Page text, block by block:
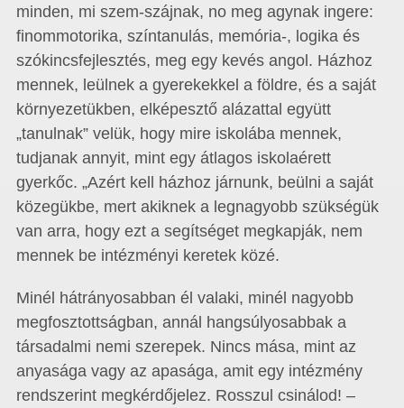
minden, mi szem-szájnak, no meg agynak ingere:
finommotorika, színtanulás, memória-, logika és
szókincsfejlesztés, meg egy kevés angol. Házhoz
mennek, leülnek a gyerekekkel a földre, és a saját
környezetükben, elképesztő alázattal együtt
„tanulnak” velük, hogy mire iskolába mennek,
tudjanak annyit, mint egy átlagos iskolaérett
gyerkőc. „Azért kell házhoz járnunk, beülni a saját
közegükbe, mert akiknek a legnagyobb szükségük
van arra, hogy ezt a segítséget megkapják, nem
mennek be intézményi keretek közé.
Minél hátrányosabban él valaki, minél nagyobb
megfosztottságban, annál hangsúlyosabbak a
társadalmi nemi szerepek. Nincs mása, mint az
anyasága vagy az apasága, amit egy intézmény
rendszerint megkérdőjelez. Rosszul csinálod! –